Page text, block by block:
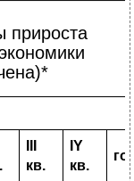
прироста
.
кв.
IY
кв.